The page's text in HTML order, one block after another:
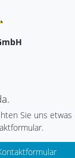
Sie uns